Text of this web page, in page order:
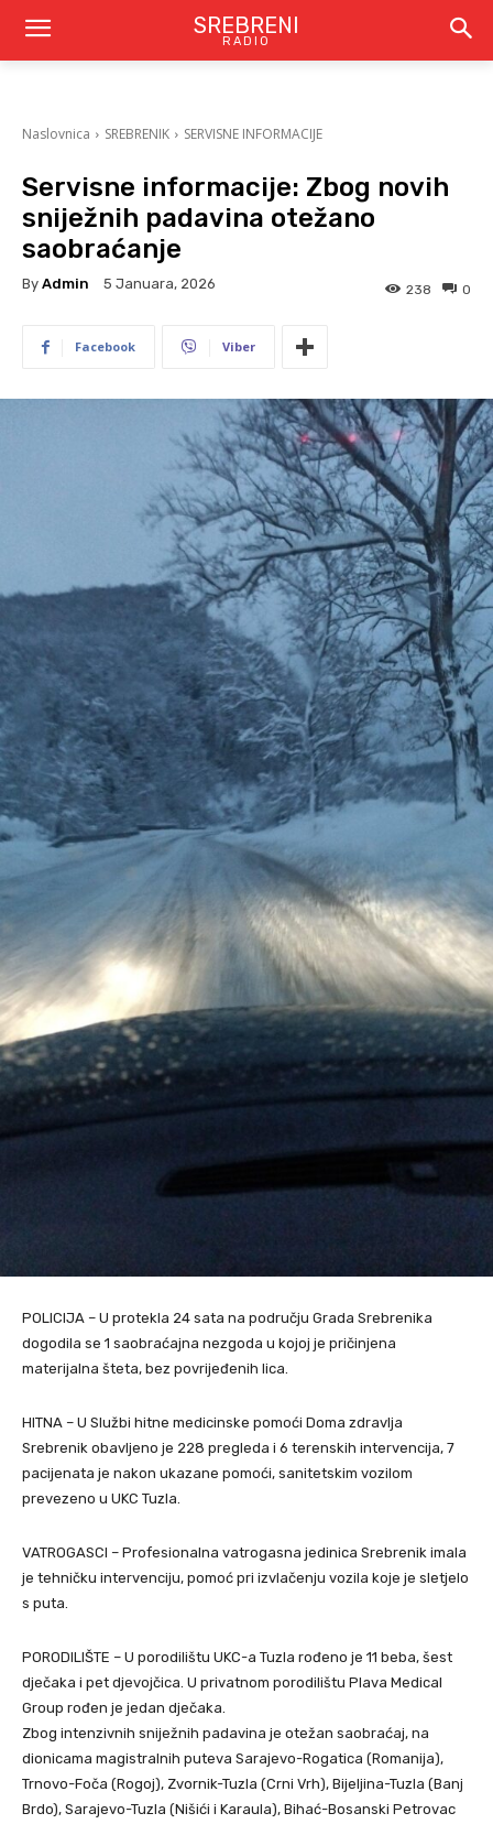
SREBRENI
RADIO
Naslovnica SREBRENIK SERVISNE INFORMACIJE
Servisne informacije: Zbog novih
sniježnih padavina otežano
saobraćanje
By Admin 5 Januara, 2026 0
238
Facebook Viber
POLICIJA – U protekla 24 sata na području Grada Srebrenika
dogodila se 1 saobraćajna nezgoda u kojoj je pričinjena
materijalna šteta, bez povrijeđenih lica.
HITNA – U Službi hitne medicinske pomoći Doma zdravlja
Srebrenik obavljeno je 228 pregleda i 6 terenskih intervencija, 7
pacijenata je nakon ukazane pomoći, sanitetskim vozilom
prevezeno u UKC Tuzla.
VATROGASCI – Profesionalna vatrogasna jedinica Srebrenik imala
je tehničku intervenciju, pomoć pri izvlačenju vozila koje je sletjelo
s puta.
PORODILIŠTE – U porodilištu UKC-a Tuzla rođeno je 11 beba, šest
dječaka i pet djevojčica. U privatnom porodilištu Plava Medical
Group rođen je jedan dječaka.
Zbog intenzivnih sniježnih padavina je otežan saobraćaj, na
dionicama magistralnih puteva Sarajevo-Rogatica (Romanija),
Trnovo-Foča (Rogoj), Zvornik-Tuzla (Crni Vrh), Bijeljina-Tuzla (Banj
Brdo), Sarajevo-Tuzla (Nišići i Karaula), Bihać-Bosanski Petrovac